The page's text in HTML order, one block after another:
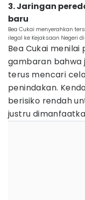
3. Jaringan
baru
Bea Cukai menyerahkan
ilegal ke Kejaksaan Negeri
Bea Cukai
gambaran bahwa
terus mencari
penindakan.
berisiko rendah
justru